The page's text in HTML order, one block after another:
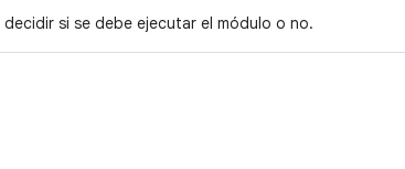
si se debe ejecutar el módulo o no.